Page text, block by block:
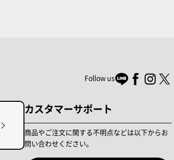
Follow us
カスタマーサポート
商品やご注文に関する不明点などは以下からお
問い合わせください。